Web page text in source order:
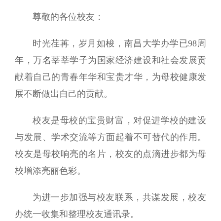
尊敬的各位校友：
时光荏苒，岁月如梭，南昌大学办学已98周
年，万名莘莘学子为国家经济建设和社会发展贡
献着自己的青春年华和宝贵才华，为母校健康发
展不断做出自己的贡献。
校友是母校的宝贵财富，对促进学校的建设
与发展、学术交流等方面起着不可替代的作用。
校友是母校响亮的名片，校友的点滴进步都为母
校增添亮丽色彩。
为进一步加强与校友联系，共谋发展，校友
办统一收集和整理校友通讯录。